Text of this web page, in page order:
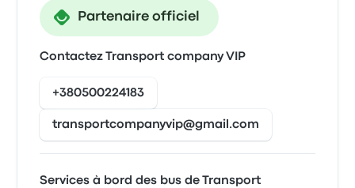
Partenaire officiel
Contactez Transport company VIP
+380500224183
transportcompanyvip@gmail.com
Services à bord des bus de Transport